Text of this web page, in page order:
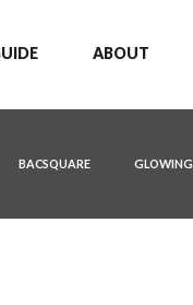
ABOUT
BACSQUARE GLOWING